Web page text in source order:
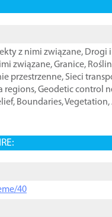
z nimi związane, Drogi
związane,Granice,
przestrzenne, Sieci
regions,Geodetic control
, Boundaries,Vegetation,
40